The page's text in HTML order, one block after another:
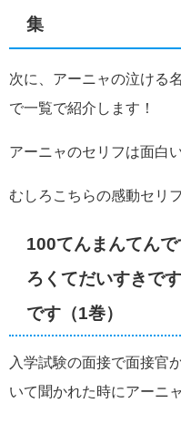
集
次に、アーニャの泣ける
で一覧で紹介します！
アーニャのセリフは面白
むしろこちらの感動セリ
100てんまんてん
ろくてだいすきで
です（1巻）
入学試験の面接で面接官
いて聞かれた時にアーニ